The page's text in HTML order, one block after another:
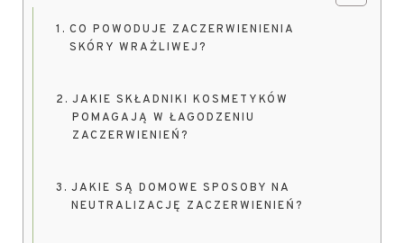
CO POWODUJE ZACZERWIENIENIA
SKÓRY WRAŻLIWEJ?
JAKIE SKŁADNIKI KOSMETYKÓW
POMAGAJĄ W ŁAGODZENIU
ZACZERWIENIEŃ?
JAKIE SĄ DOMOWE SPOSOBY NA
NEUTRALIZACJĘ ZACZERWIENIEŃ?